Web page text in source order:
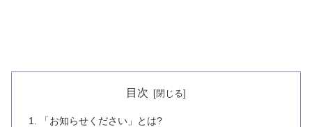
目次
「お知らせください」とは?